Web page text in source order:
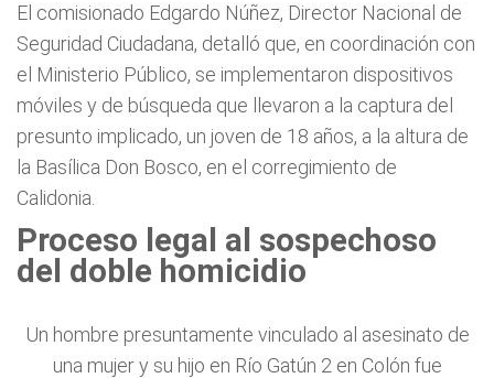
El comisionado Edgardo Núñez, Director Nacional de
Seguridad Ciudadana, detalló que, en coordinación con
el Ministerio Público, se implementaron dispositivos
móviles y de búsqueda que llevaron a la captura del
presunto implicado, un joven de 18 años, a la altura de
la Basílica Don Bosco, en el corregimiento de
Calidonia.
Proceso legal al sospechoso
del doble homicidio
Un hombre presuntamente vinculado al asesinato de
una mujer y su hijo en Río Gatún 2 en Colón fue